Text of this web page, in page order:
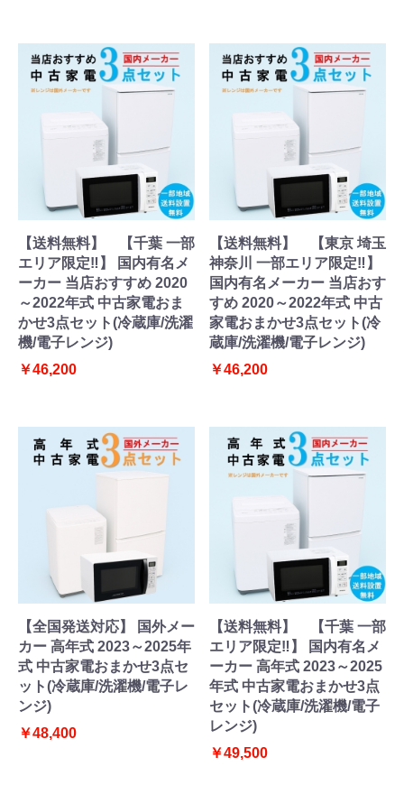
【送料無料】 【千葉 一部
エリア限定‼】 国内有名メ
ーカー 当店おすすめ 2020
～2022年式 中古家電おま
かせ3点セット(冷蔵庫/洗濯
機/電子レンジ)
￥46,200
【送料無料】 【東京 埼玉
神奈川 一部エリア限定‼】
国内有名メーカー 当店おす
すめ 2020～2022年式 中古
家電おまかせ3点セット(冷
蔵庫/洗濯機/電子レンジ)
￥46,200
【全国発送対応】 国外メー
カー 高年式 2023～2025年
式 中古家電おまかせ3点セ
ット(冷蔵庫/洗濯機/電子レ
ンジ)
￥48,400
【送料無料】 【千葉 一部
エリア限定‼】 国内有名メ
ーカー 高年式 2023～2025
年式 中古家電おまかせ3点
セット(冷蔵庫/洗濯機/電子
レンジ)
￥49,500